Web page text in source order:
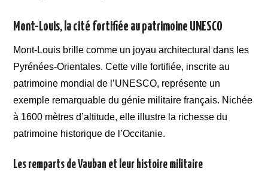
Mont-Louis, la cité fortifiée au patrimoine UNESCO
Mont-Louis brille comme un joyau architectural dans les
Pyrénées-Orientales. Cette ville fortifiée, inscrite au
patrimoine mondial de l’UNESCO, représente un
exemple remarquable du génie militaire français. Nichée
à 1600 mètres d’altitude, elle illustre la richesse du
patrimoine historique de l’Occitanie.
Les remparts de Vauban et leur histoire militaire